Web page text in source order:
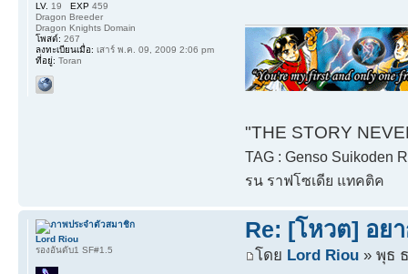
"THE STORY
TAG : Genso Suikoden
รน ราฟโซเดีย แทคติค
LV. 19 EXP 459
Dragon Breeder
Dragon Knights Domain
โพสต์: 267
ลงทะเบียนเมื่อ: เสาร์ พ.ค. 09, 2009 2:06 pm
ที่อยู่: Toran
Re: [โหวต] อย
โดย Lord Riou » พุธ
Lord Riou
รองอันดับ1 SF#1.5